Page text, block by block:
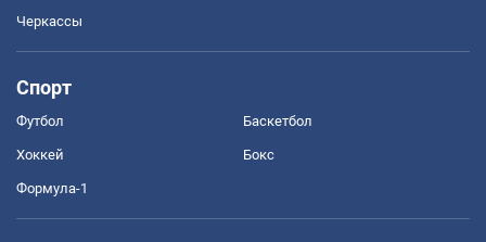
Черкассы
Спорт
Футбол Баскетбол
Хоккей Бокс
Формула-1